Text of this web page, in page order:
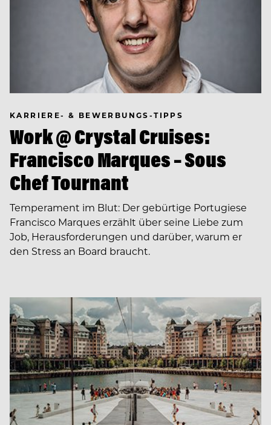
KARRIERE- & BEWERBUNGS-TIPPS
Work @ Crystal Cruises:
Francisco Marques – Sous
Chef Tournant
Temperament im Blut: Der gebürtige Portugiese
Francisco Marques erzählt über seine Liebe zum
Job, Herausforderungen und darüber, warum er
den Stress an Board braucht.